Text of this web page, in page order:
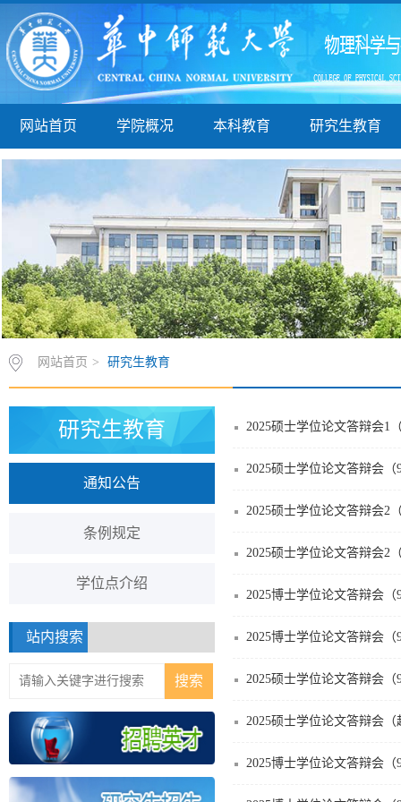
网站首页 学院概况 本科教育 研究生教育
网站首页 > 研究生教育
研究生教育
通知公告
条例规定
学位点介绍
站内搜索
2025硕士学位论文答辩会1
2025硕士学位论文答辩会（
2025硕士学位论文答辩会2
2025硕士学位论文答辩会2
2025博士学位论文答辩会（
2025博士学位论文答辩会（
2025硕士学位论文答辩会（
2025硕士学位论文答辩会（
2025博士学位论文答辩会（